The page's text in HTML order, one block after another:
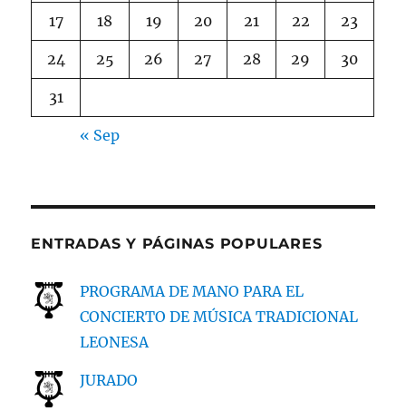
17 18 19 20 21 22 23
24 25 26 27 28 29 30
31
« Sep
ENTRADAS Y PÁGINAS POPULARES
PROGRAMA DE MANO PARA EL
CONCIERTO DE MÚSICA TRADICIONAL
LEONESA
JURADO